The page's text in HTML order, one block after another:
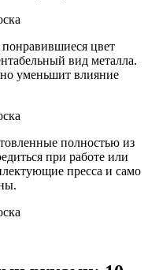
цвет
вид металла.
уменьшит влияние
полностью из
при работе или
пресса и само